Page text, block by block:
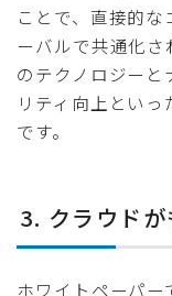
ことで、直接的
ーバルで共通化
のテクノロジー
リティ向上とい
です。
3. クラウド
ホワイトペーパ